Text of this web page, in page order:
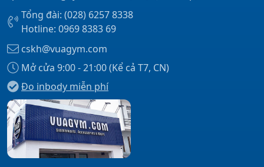
Tổng đài: (028) 6257 8338
Hotline: 0969 8383 69
cskh@vuagym.com
Mở cửa 9:00 - 21:00 (Kể cả T7, CN)
Đo inbody miễn phí